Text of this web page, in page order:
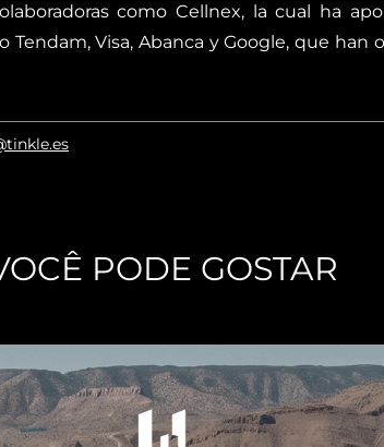
como Cellnex, la cual ha
Visa, Abanca y Google, que han
PODE GOSTAR